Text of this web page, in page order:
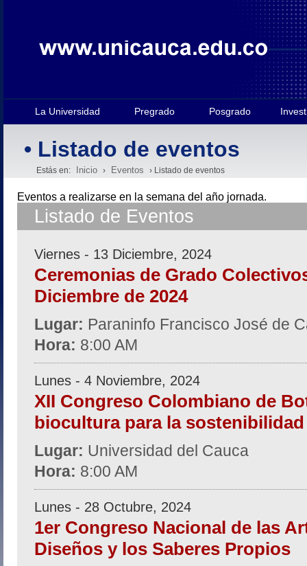
La Universidad Pregrado Posgrado
• Listado de eventos
Estás en: Inicio › Eventos › Listado de eventos
Eventos a realizarse en la semana del año jornada.
Listado de Eventos
Viernes - 13 Diciembre, 2024
Ceremonias de Grado
Diciembre de 2024
Lugar: Paraninfo Francisco José de
Hora: 8:00 AM
Lunes - 4 Noviembre, 2024
XII Congreso Colombiano de
biocultura para la
Lugar: Universidad del Cauca
Hora: 8:00 AM
Lunes - 28 Octubre, 2024
1er Congreso Nacional de las
Diseños y los Saberes Propios